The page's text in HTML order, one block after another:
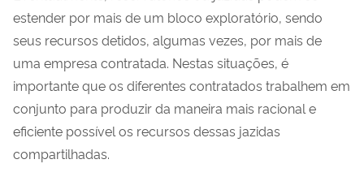
estender por mais de um bloco exploratório, sendo
seus recursos detidos, algumas vezes, por mais de
uma empresa contratada. Nestas situações, é
importante que os diferentes contratados trabalhem em
conjunto para produzir da maneira mais racional e
eficiente possível os recursos dessas jazidas
compartilhadas.